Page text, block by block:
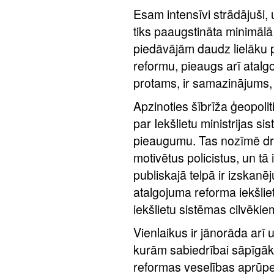
Esam intensīvi
tiks paaugstināta
piedāvājām daudz lielāku
reformu, pieaugs arī
protams, ir
Apzinoties šībrīža
par Iekšlietu ministrijas
pieaugumu. Tas nozīmē
motivētus policistus, un
publiskajā telpā ir
atalgojuma reforma
iekšlietu sistēmas
Vienlaikus ir jānorāda arī
kurām sabiedrībai
reformas veselības